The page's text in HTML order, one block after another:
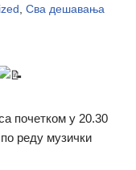
, Сва дешавања
почетком у 20.30
реду музички